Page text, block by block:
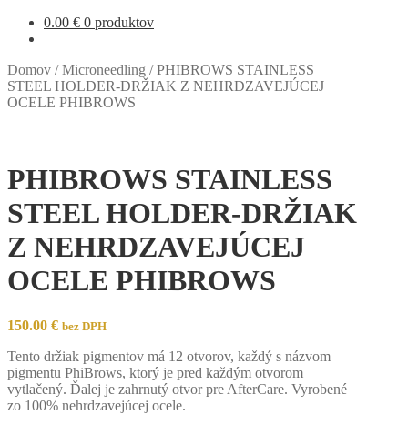
0.00 € 0 produktov
Domov /Microneedling /PHIBROWS STAINLESS
STEEL HOLDER-DRŽIAK Z NEHRDZAVEJÚCEJ
OCELE PHIBROWS
PHIBROWS STAINLESS
STEEL HOLDER-DRŽIAK
Z NEHRDZAVEJÚCEJ
OCELE PHIBROWS
150.00 € bez DPH
Tento držiak pigmentov má 12 otvorov, každý s názvom
pigmentu PhiBrows, ktorý je pred každým otvorom
vytlačený. Ďalej je zahrnutý otvor pre AfterCare. Vyrobené
zo 100% nehrdzavejúcej ocele.